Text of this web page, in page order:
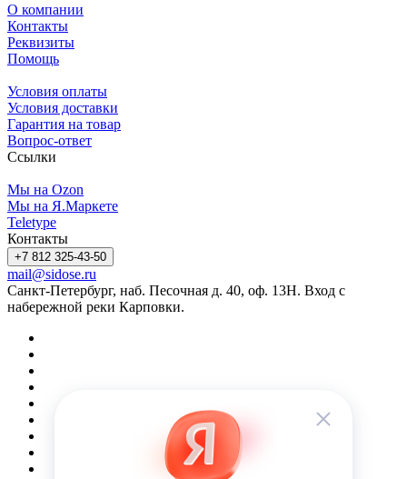
О компании
Контакты
Реквизиты
Помощь
Условия оплаты
Условия доставки
Гарантия на товар
Вопрос-ответ
Ссылки
Мы на Ozon
Мы на Я.Маркете
Teletype
Контакты
+7 812 325-43-50
mail@sidose.ru
Санкт-Петербург, наб. Песочная д. 40, оф. 13Н. Вход с
набережной реки Карповки.